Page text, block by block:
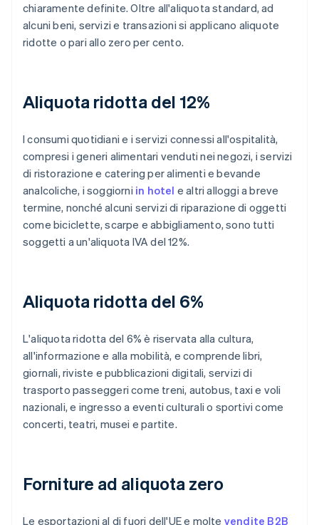
chiaramente definite. Oltre all'aliquota standard, ad
alcuni beni, servizi e transazioni si applicano aliquote
ridotte o pari allo zero per cento.
Aliquota ridotta del 12%
I consumi quotidiani e i servizi connessi all'ospitalità,
compresi i generi alimentari venduti nei negozi, i servizi
di ristorazione e catering per alimenti e bevande
analcoliche, i soggiorni in hotel e altri alloggi a breve
termine, nonché alcuni servizi di riparazione di oggetti
come biciclette, scarpe e abbigliamento, sono tutti
soggetti a un'aliquota IVA del 12%.
Aliquota ridotta del 6%
L'aliquota ridotta del 6% è riservata alla cultura,
all'informazione e alla mobilità, e comprende libri,
giornali, riviste e pubblicazioni digitali, servizi di
trasporto passeggeri come treni, autobus, taxi e voli
nazionali, e ingresso a eventi culturali o sportivi come
concerti, teatri, musei e partite.
Forniture ad aliquota zero
Le esportazioni al di fuori dell'UE e molte vendite B2B